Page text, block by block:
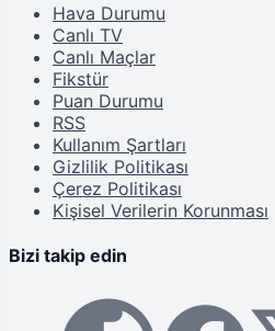
Hava Durumu
Canlı TV
Canlı Maçlar
Fikstür
Puan Durumu
RSS
Kullanım Şartları
Gizlilik Politikası
Çerez Politikası
Kişisel Verilerin Korunması
Bizi takip edin